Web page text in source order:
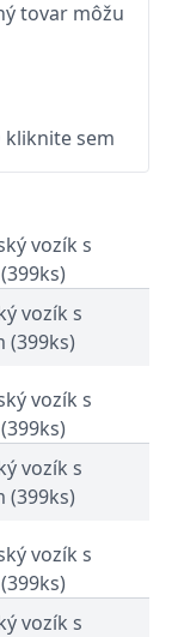
tovar môžu
kliknite sem
vozík s
(399ks)
vozík s
(399ks)
vozík s